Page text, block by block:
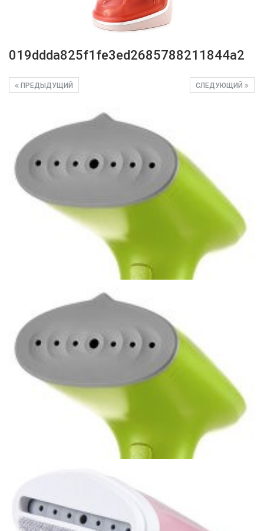
019ddda825f1fe3ed2685788211844a2
СЛЕДУЮЩИЙ
ПРЕДЫДУЩИЙ